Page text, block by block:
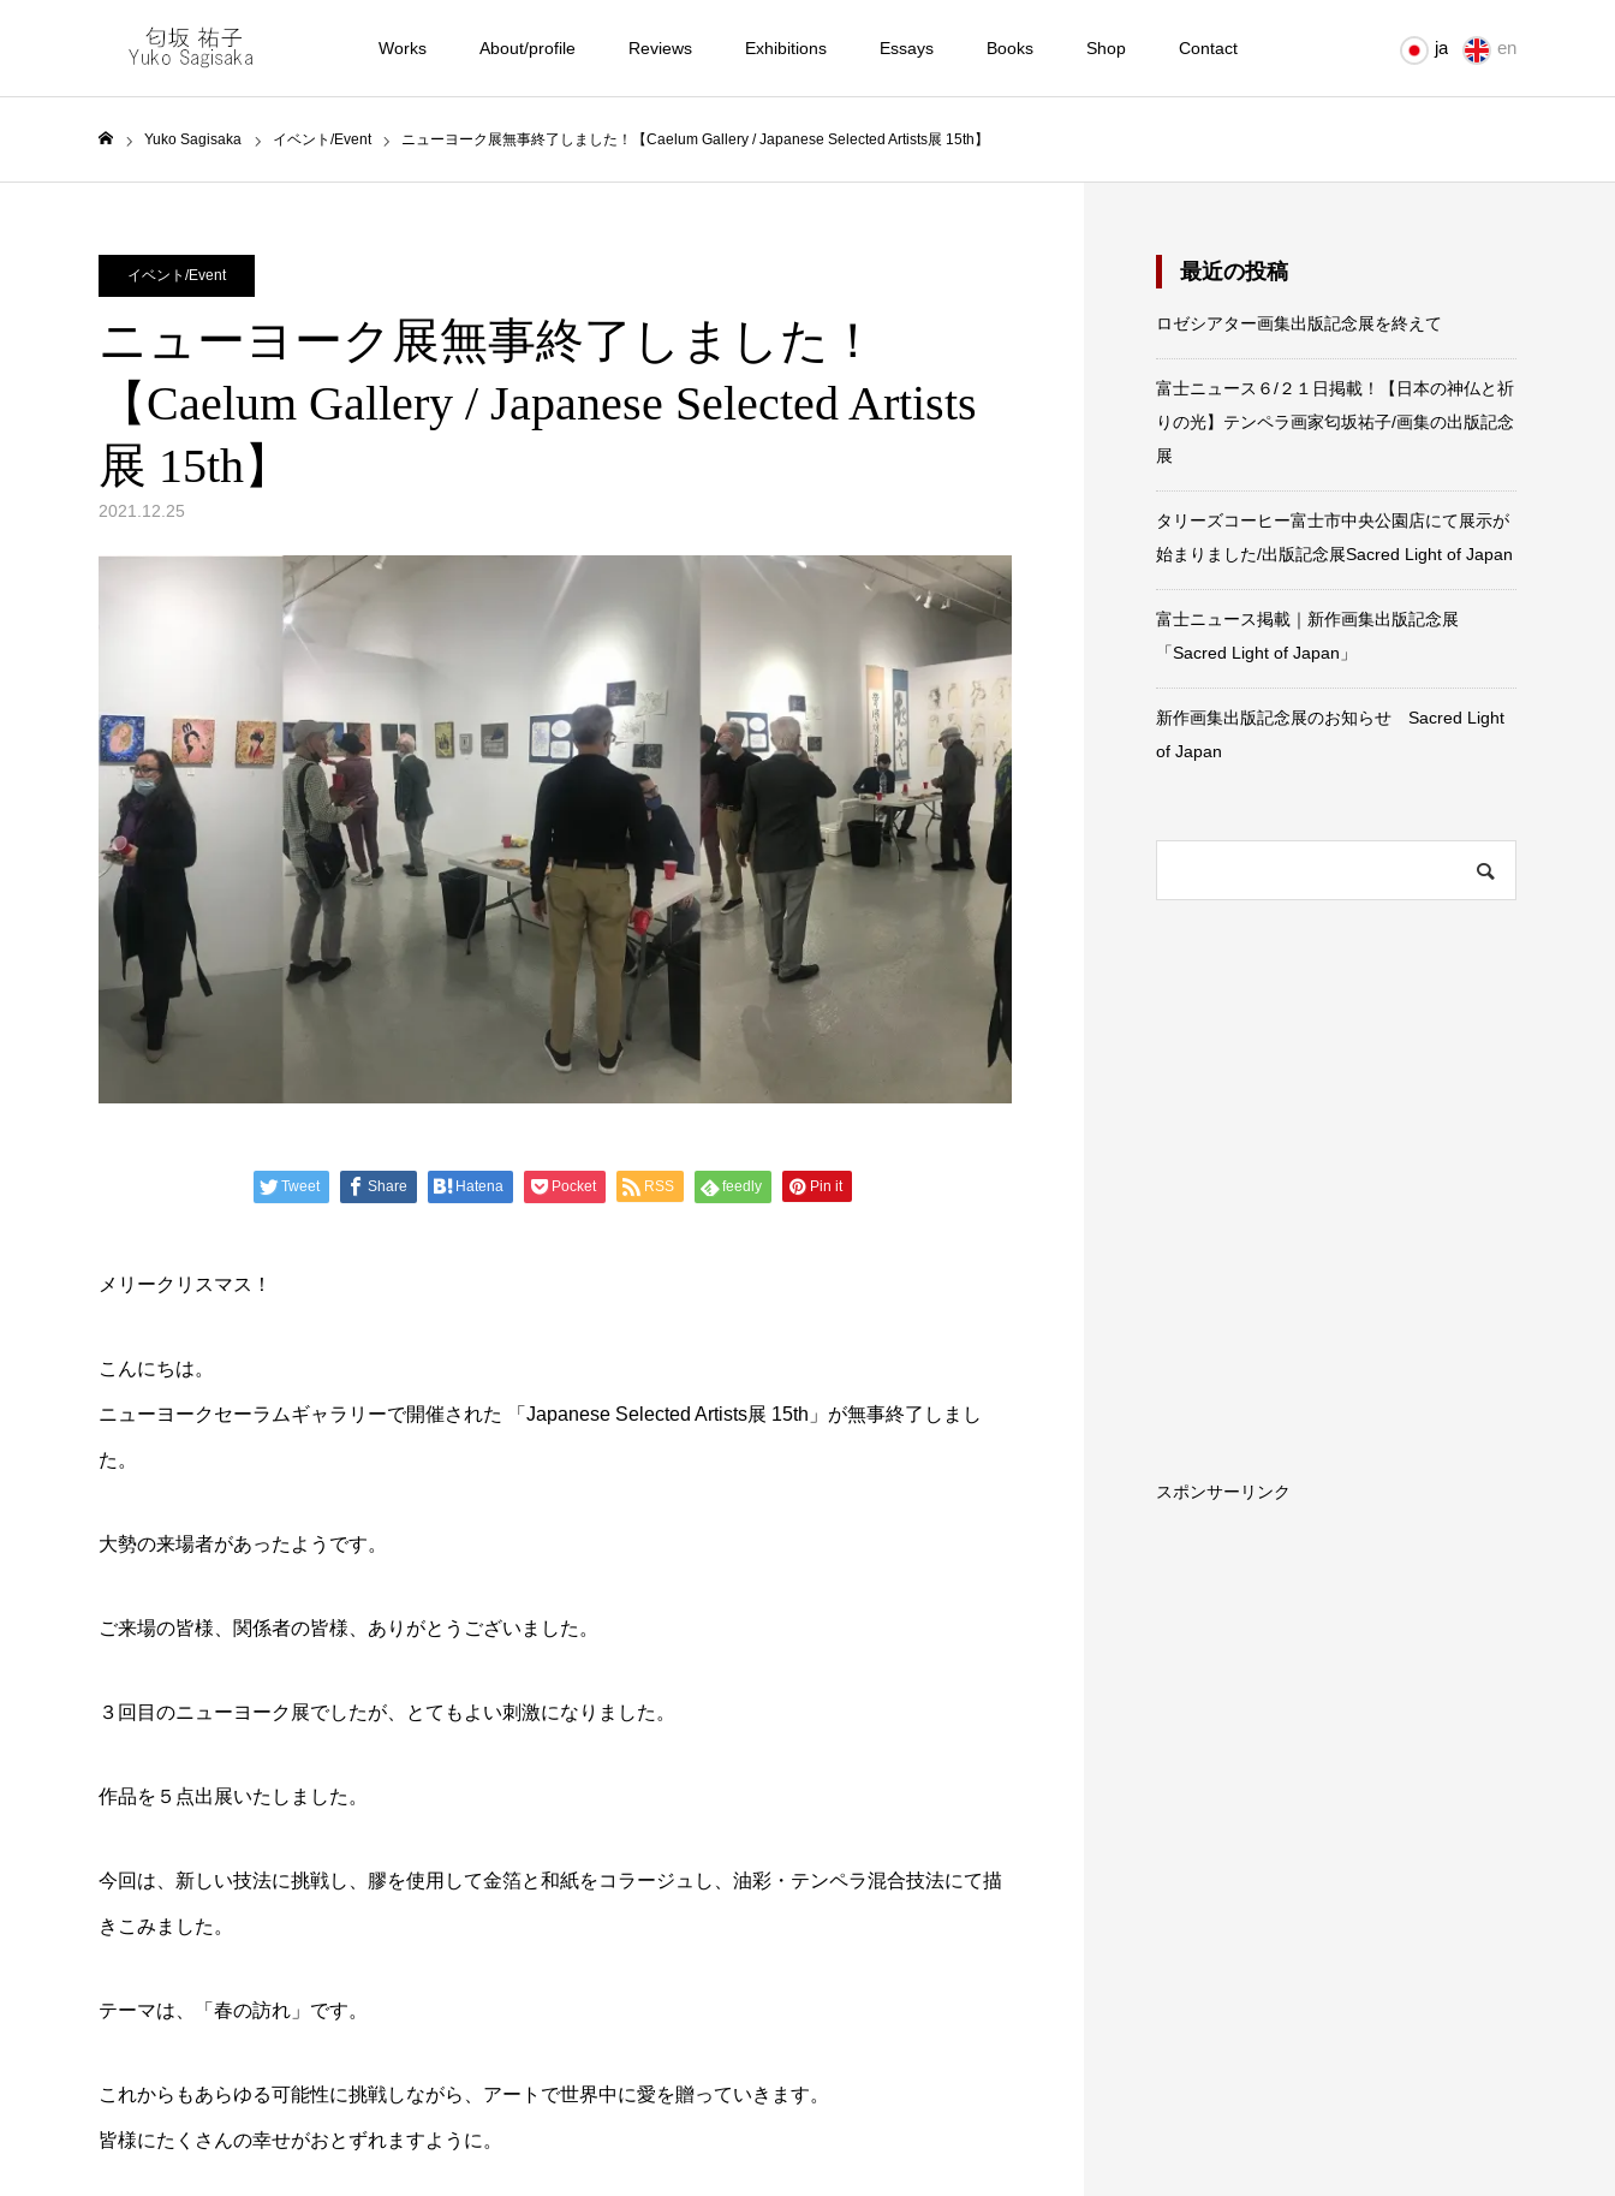
Works About/profile Reviews Exhibitions Essays Books Shop Contact ja en
Yuko Sagisaka イベント/Event ニューヨーク展無事終了しました！【Caelum Gallery / Japanese Selected Artists展 15th】
イベント/Event
ニューヨーク展無事終了しました！
【Caelum Gallery / Japanese Selected Artists
展 15th】
2021.12.25
Tweet Share Hatena Pocket RSS feedly Pin it
メリークリスマス！
こんにちは。
ニューヨークセーラムギャラリーで開催された 「Japanese Selected Artists展 15th」が無事終了しまし
た。
大勢の来場者があったようです。
ご来場の皆様、関係者の皆様、ありがとうございました。
３回目のニューヨーク展でしたが、とてもよい刺激になりました。
作品を５点出展いたしました。
今回は、新しい技法に挑戦し、膠を使用して金箔と和紙をコラージュし、油彩・テンペラ混合技法にて描
きこみました。
テーマは、「春の訪れ」です。
これからもあらゆる可能性に挑戦しながら、アートで世界中に愛を贈っていきます。
皆様にたくさんの幸せがおとずれますように。
最近の投稿
ロゼシアター画集出版記念展を終えて
富士ニュース６/２１日掲載！【日本の神仏と祈
りの光】テンペラ画家匂坂祐子/画集の出版記念
展
タリーズコーヒー富士市中央公園店にて展示が
始まりました/出版記念展Sacred Light of Japan
富士ニュース掲載｜新作画集出版記念展
「Sacred Light of Japan」
新作画集出版記念展のお知らせ Sacred Light
of Japan
スポンサーリンク